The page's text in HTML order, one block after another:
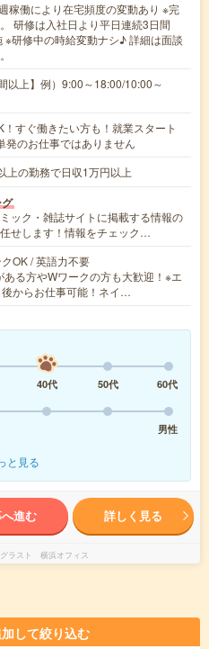
稼働により在宅頻度の変動あり ※完
研修は入社日より平日連続3日間
※研修中の時給変動ナシ♪ 詳細は面談
以上】例）9:00～18:00/10:00～
すぐ働きたい方も！就業スタート
発のお仕事ではありません
の勤務で日収1万円以上
ック・雑誌サイトに掲載する情報の
任せします！情報をチェック…
OK / 英語力不要
る方やWワークの方も大歓迎！※エ
からお仕事可能！ネイ…
40代 50代
60代
男性
と見る
進む 詳しく見る
ラスト 横浜オフィス
して絞り込む